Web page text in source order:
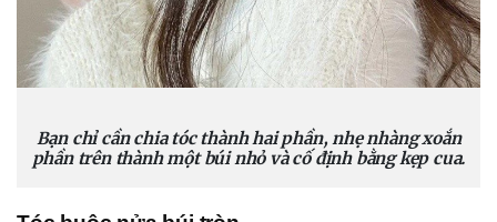
Bạn chỉ cần chia tóc thành hai phần, nhẹ nhàng xoắn
phần trên thành một búi nhỏ và cố định bằng kẹp cua.